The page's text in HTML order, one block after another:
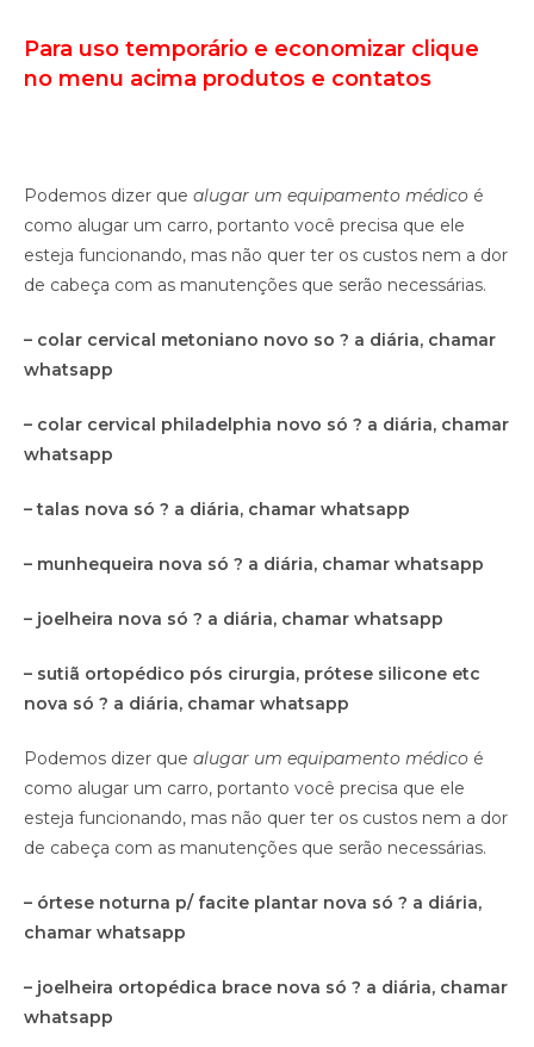
Para uso temporário e economizar clique
no menu acima produtos e contatos
Podemos dizer que alugar um equipamento médico é
como alugar um carro, portanto você precisa que ele
esteja funcionando, mas não quer ter os custos nem a dor
de cabeça com as manutenções que serão necessárias.
– colar cervical metoniano novo so ? a diária, chamar
whatsapp
– colar cervical philadelphia novo só ? a diária, chamar
whatsapp
– talas nova só ? a diária, chamar whatsapp
– munhequeira nova só ? a diária, chamar whatsapp
– joelheira nova só ? a diária, chamar whatsapp
– sutiã ortopédico pós cirurgia, prótese silicone etc
nova só ? a diária, chamar whatsapp
Podemos dizer que alugar um equipamento médico é
como alugar um carro, portanto você precisa que ele
esteja funcionando, mas não quer ter os custos nem a dor
de cabeça com as manutenções que serão necessárias.
– órtese noturna p/ facite plantar nova só ? a diária,
chamar whatsapp
– joelheira ortopédica brace nova só ? a diária, chamar
whatsapp